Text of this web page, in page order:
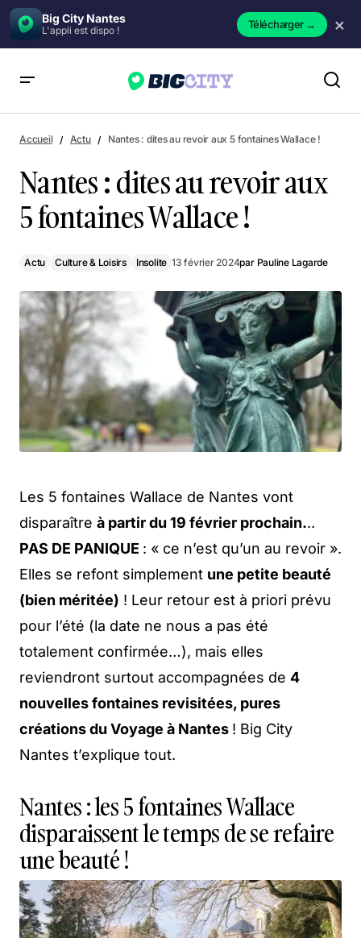
Big City Nantes
L'appli est dispo ! Télécharger→ ×
Accueil Actu Nantes : dites au revoir aux 5 fontaines Wallace !
Nantes : dites au revoir aux
5 fontaines Wallace !
Actu Culture & Loisirs Insolite 13 février 2024par Pauline Lagarde
Les 5 fontaines Wallace de Nantes vont
disparaître à partir du 19 février prochain...
PAS DE PANIQUE : « ce n’est qu’un au revoir ».
Elles se refont simplement une petite beauté
(bien méritée) ! Leur retour est à priori prévu
pour l’été (la date ne nous a pas été
totalement confirmée…), mais elles
reviendront surtout accompagnées de 4
nouvelles fontaines revisitées, pures
créations du Voyage à Nantes ! Big City
Nantes t’explique tout.
Nantes : les 5 fontaines Wallace
disparaissent le temps de se refaire
une beauté !